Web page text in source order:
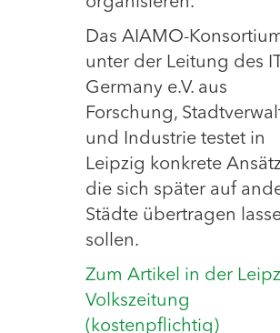
Das AIAMO-
unter der Leitung des
Germany e.V. aus
Forschung,
und Industrie testet in
Leipzig konkrete
die sich später auf
Städte übertragen
sollen.
Zum Artikel in der
Volkszeitung
(kostenpflichtig)